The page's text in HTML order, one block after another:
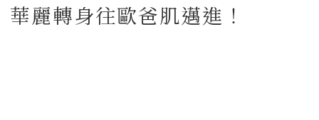
麗轉身往歐爸肌邁進！